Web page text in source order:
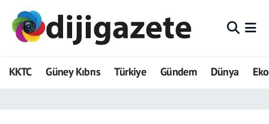
KKTC Güney Kıbrıs Türkiye Gündem Dünya
ADVERTORIAL
Dijigazete
Hava Durumu
Trafik Durumu